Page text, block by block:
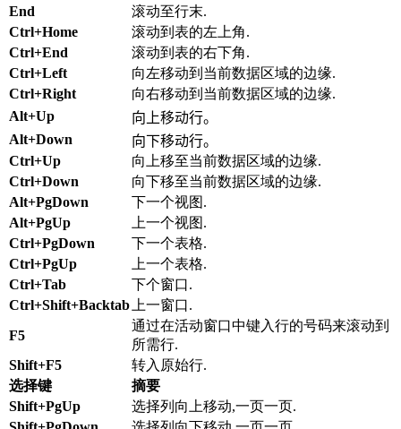
End
滚动至行末.
Ctrl+Home
滚动到表的左上角.
Ctrl+End
滚动到表的右下角.
Ctrl+Left
向左移动到当前数据区域的边缘.
Ctrl+Right
向右移动到当前数据区域的边缘.
Alt+Up
向上移动行。
Alt+Down
向下移动行。
Ctrl+Up
向上移至当前数据区域的边缘.
Ctrl+Down
向下移至当前数据区域的边缘.
Alt+PgDown
下一个视图.
Alt+PgUp
上一个视图.
Ctrl+PgDown
下一个表格.
Ctrl+PgUp
上一个表格.
Ctrl+Tab
下个窗口.
Ctrl+Shift+Backtab 上一窗口.
F5
通过在活动窗口中键入行的号码来滚动到
所需行.
Shift+F5
转入原始行.
选择键
摘要
Shift+PgUp
选择列向上移动,一页一页.